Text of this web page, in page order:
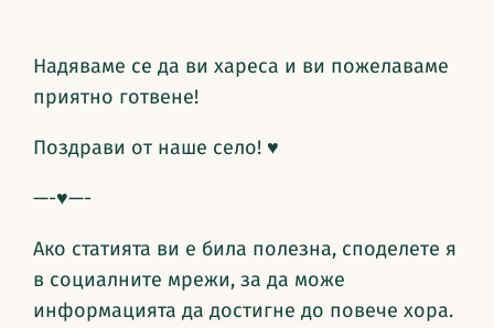
Надяваме се да ви хареса и ви пожелаваме
приятно готвене!
Поздрави от наше село! ♥
—-♥—-
Ако статията ви е била полезна, споделете я
в социалните мрежи, за да може
информацията да достигне до повече хора.